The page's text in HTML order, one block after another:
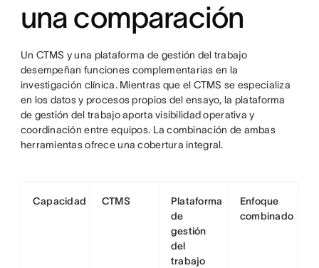
una comparación
Un CTMS y una plataforma de gestión del trabajo
desempeñan funciones complementarias en la
investigación clínica. Mientras que el CTMS se especializa
en los datos y procesos propios del ensayo, la plataforma
de gestión del trabajo aporta visibilidad operativa y
coordinación entre equipos. La combinación de ambas
herramientas ofrece una cobertura integral.
Capacidad CTMS
Plataforma
de
gestión
del
trabajo
Enfoque
combinado